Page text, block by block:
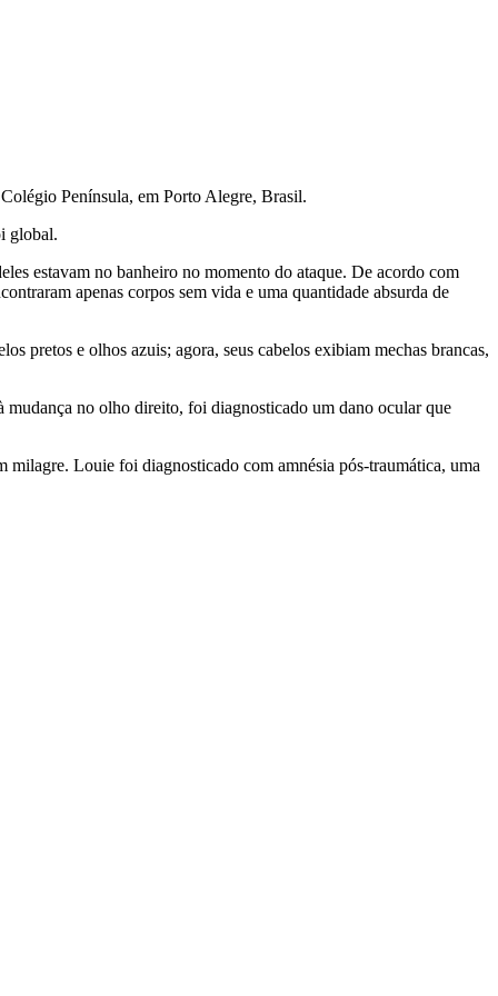
Península, em Porto Alegre, Brasil.
global.
estavam no banheiro no momento do ataque. De acordo com
apenas corpos sem vida e uma quantidade absurda de
pretos e olhos azuis; agora, seus cabelos exibiam mechas brancas,
mudança no olho direito, foi diagnosticado um dano ocular que
milagre. Louie foi diagnosticado com amnésia pós-traumática, uma